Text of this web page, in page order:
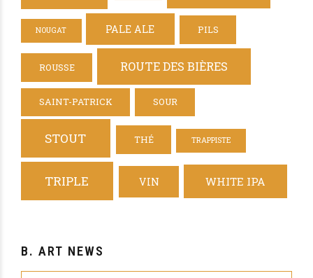
NOUGAT PALE ALE PILS
ROUSSE ROUTE DES BIÈRES
SAINT-PATRICK SOUR
STOUT THÉ TRAPPISTE
TRIPLE VIN WHITE IPA
B. ART NEWS